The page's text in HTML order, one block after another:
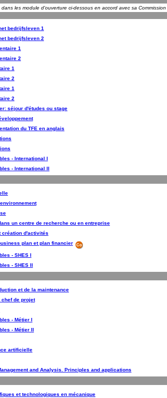
les module d'ouverture ci-dessous en accord avec sa Commission
bedrijfsleven 1
bedrijfsleven 2
1
2
1
2
1
2
séjour d'études ou stage
du TFE en anglais
- International I
- International II
un centre de recherche ou en entreprise
création d'activités
plan et plan financier
- SHES I
- SHES II
et de la maintenance
de projet
- Métier I
- Métier II
artificielle
and Analysis. Principles and applications
et technologiques en mécanique